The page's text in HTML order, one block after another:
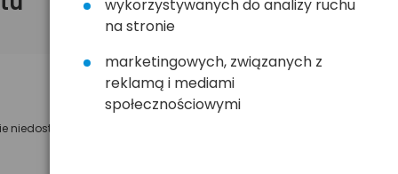
niedostępny
Powiadom mnie o dostępności
wykorzystywanych do analizy ruchu
na stronie
marketingowych, związanych z
reklamą i mediami
społecznościowymi